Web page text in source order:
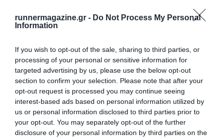
runnermagazine.gr - Do Not Process My Personal
Information
If you wish to opt-out of the sale, sharing to third parties, or
processing of your personal or sensitive information for
targeted advertising by us, please use the below opt-out
section to confirm your selection. Please note that after your
opt-out request is processed you may continue seeing
interest-based ads based on personal information utilized by
us or personal information disclosed to third parties prior to
your opt-out. You may separately opt-out of the further
disclosure of your personal information by third parties on the